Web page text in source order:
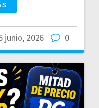
junio, 2026 0